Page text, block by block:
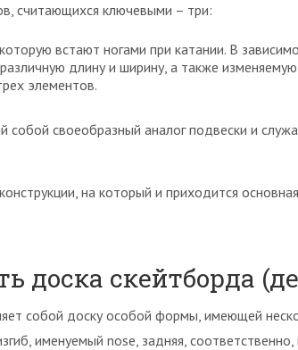
считающихся ключевыми – три:
встают ногами при катании. В
длину и ширину, а также
элементов.
собой своеобразный аналог подвески и
на который и приходится
доска скейтборда
собой доску особой формы, имеющей
именуемый nose, задняя, соответственно,